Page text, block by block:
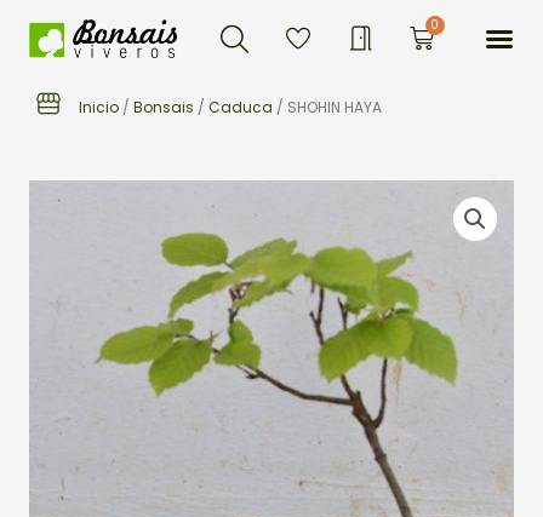
Buscar 0Carrito
Inicio / Bonsais / Caduca / SHOHIN HAYA